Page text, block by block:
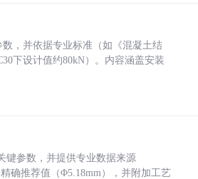
，并依据专业标准（如《混凝土结
下设计值约80kN）。内容涵盖安装
键参数，并提供专业数据来源
确推荐值（Φ5.18mm），并附加工艺